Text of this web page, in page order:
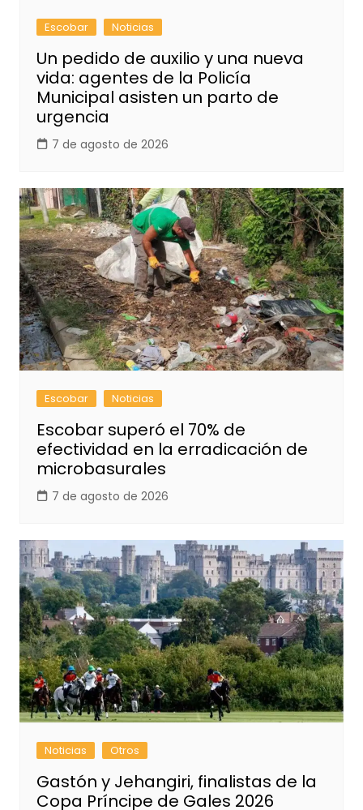
Escobar Noticias
Un pedido de auxilio y una nueva
vida: agentes de la Policía
Municipal asisten un parto de
urgencia
7 de agosto de 2026
Escobar Noticias
Escobar superó el 70% de
efectividad en la erradicación de
microbasurales
7 de agosto de 2026
Noticias Otros
Gastón y Jehangiri, finalistas de la
Copa Príncipe de Gales 2026